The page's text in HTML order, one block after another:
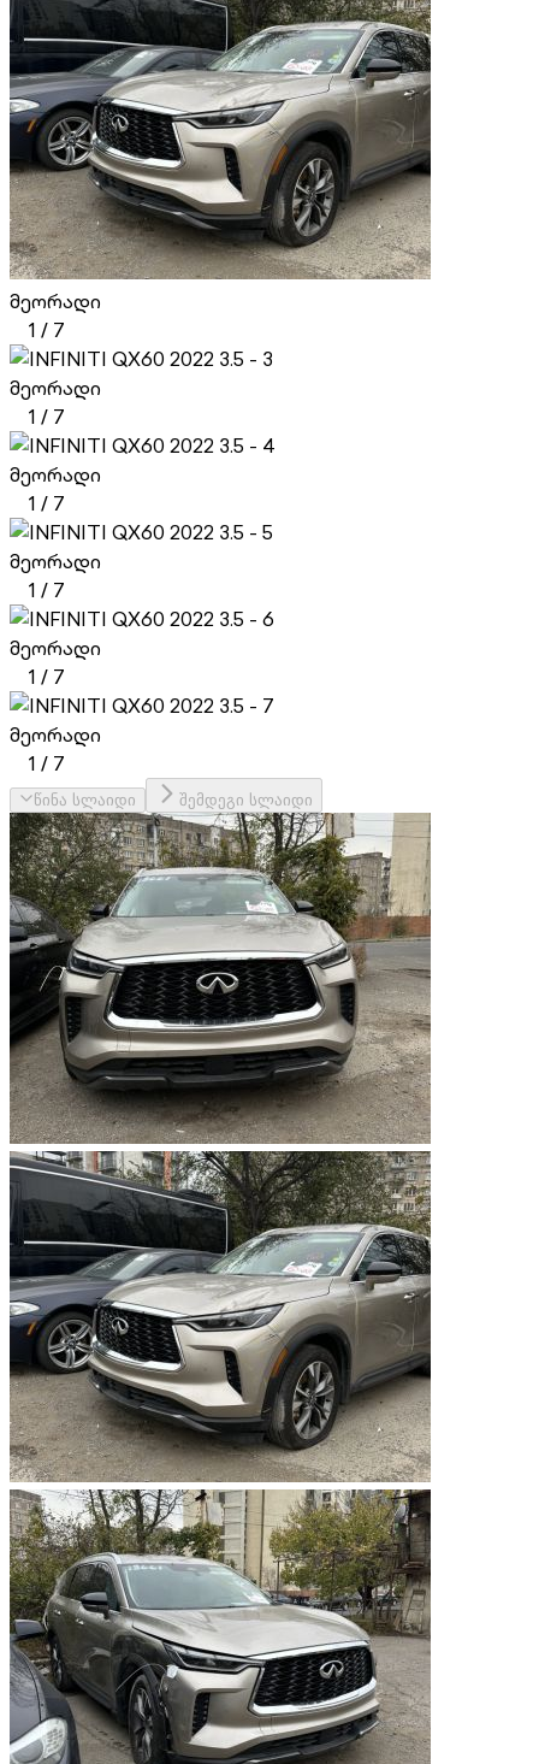
მეორადი
1 / 7
მეორადი
1 / 7
მეორადი
1 / 7
მეორადი
1 / 7
მეორადი
1 / 7
მეორადი
1 / 7
წინა სლაიდი შემდეგი სლაიდი